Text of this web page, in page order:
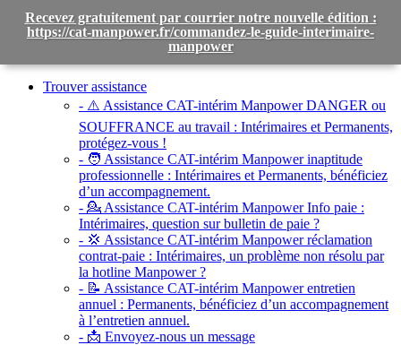
Toggle
navigationTrouver assistance
- ⚠️ Assistance CAT-intérim Manpower DANGER ou
SOUFFRANCE au travail : Intérimaires et Permanents,
protégez-vous !
- 🧑 Assistance CAT-intérim Manpower inaptitude
professionnelle : Intérimaires et Permanents, bénéficiez
d’un accompagnement.
- 💁 Assistance CAT-intérim Manpower Info paie :
Intérimaires, question sur bulletin de paie ?
- 💢 Assistance CAT-intérim Manpower réclamation
contrat-paie : Intérimaires, un problème non résolu par
la hotline Manpower ?
- 📝 Assistance CAT-intérim Manpower entretien
annuel : Permanents, bénéficiez d’un accompagnement
à l’entretien annuel.
- 📩 Envoyez-nous un message
Recevez gratuitement par courrier notre nouvelle édition :
https://cat-manpower.fr/commandez-le-guide-interimaire-
manpower